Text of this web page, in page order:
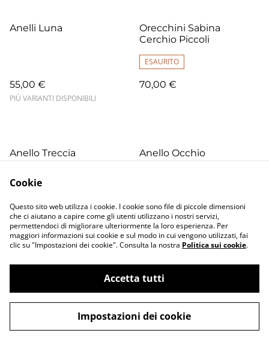
Anelli Luna
55,00 €
PIÙ VARIANTI DISPONIBILI
Orecchini Sabina
Cerchio Piccoli
ESAURITO
70,00 €
Anello Treccia
Anello Occhio
Cookie
Questo sito web utilizza i cookie. I cookie sono file di piccole dimensioni
che ci aiutano a capire come gli utenti utilizzano i nostri servizi,
permettendoci di migliorare ulteriormente la loro esperienza. Per
maggiori informazioni sui cookie e sul modo in cui vengono utilizzati, fai
clic su "Impostazioni dei cookie". Consulta la nostra Politica sui cookie.
Accetta tutti
Impostazioni dei cookie